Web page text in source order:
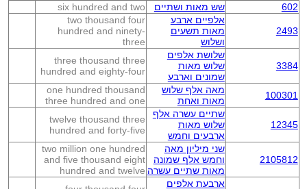
602
שש מאות ושתיים six hundred and two
2493
אלפיים ארבע
מאות תשעים
ושלוש
two thousand four
hundred and ninety-
three
3384
שלושת אלפים
שלוש מאות
שמונים וארבע
three thousand three
hundred and eighty-four
100301
מאה אלף שלוש
מאות ואחת
one hundred thousand
three hundred and one
12345
שתיים עשרה אלף
שלוש מאות
ארבעים וחמש
twelve thousand three
hundred and forty-five
2105812
שני מיליון מאה
וחמש אלף שמונה
מאות שתיים עשרה
two million one hundred
and five thousand eight
hundred and twelve
ארבעת אלפים